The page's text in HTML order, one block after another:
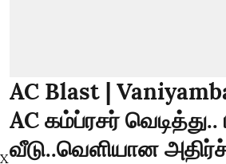
AC Blast |
AC கம்ப்ரசர் வெடித்து..
வீடு..வெளியான
X